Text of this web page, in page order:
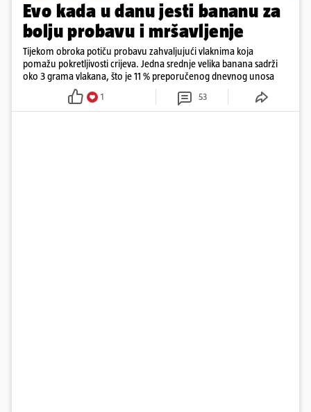
Evo kada u danu jesti bananu za
bolju probavu i mršavljenje
Tijekom obroka potiču probavu zahvaljujući vlaknima koja
pomažu pokretljivosti crijeva. Jedna srednje velika banana sadrži
oko 3 grama vlakana, što je 11 % preporučenog dnevnog unosa
1 53